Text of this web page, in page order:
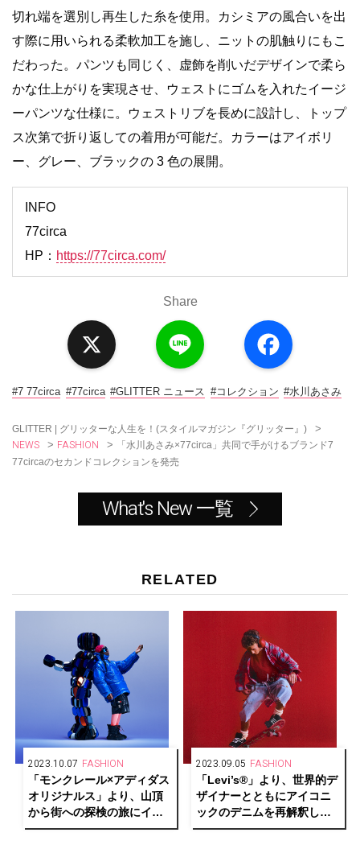
切れ端を選別し再生した糸を使用。カシミアの風合いを出
す際に用いられる柔軟加工を施し、ニットの肌触りにもこ
だわった。パンツも同じく、虚飾を削いだデザインで柔ら
かな仕上がりを実現させ、ウェストにゴムを入れたイージ
ーパンツな仕様に。ウェストリブを長めに設計し、トップ
ス次第で折り返しての着用が可能だ。カラーはアイボリ
ー、グレー、ブラックの 3 色の展開。
INFO
77circa
HP： https://77circa.com/
Share
a
c
o
#7 77circa #77circa #GLITTER ニュース #コレクション #水川あさみ
GLITTER | グリッターな人生を！(スタイルマガジン『グリッター』) >
NEWS > FASHION >
「水川あさみ×77circa」共同で手がけるブランド7
77circaのセカンドコレクションを発売
What's New 一覧
RELATED
2023.10.07 FASHION
「モンクレール×アディダス
オリジナルス」より、山頂
から街への探検の旅にイン
スパイアされた新しいコレ
2023.09.05 FASHION
「Levi’s®」より、世界的デ
ザイナーとともにアイコニ
ックのデニムを再解釈した
コレクションを発表